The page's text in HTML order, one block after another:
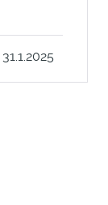
31.1.2025